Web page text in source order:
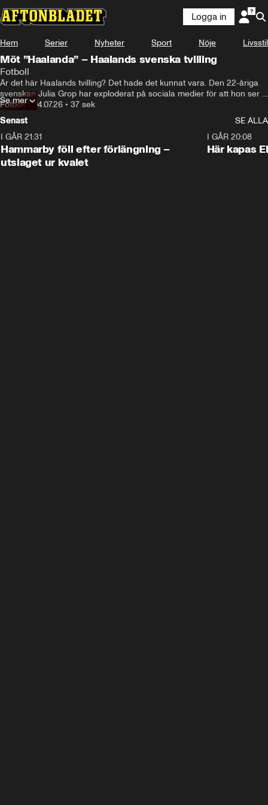
Logga in
Hem Serier Nyheter Sport Nöje Livsstil
Möt ”Haalanda” – Haalands svenska tvilling
Fotboll
Är det här Haalands tvilling? Det hade det kunnat vara. Den 22-åriga
svenskan Julia Grop har exploderat på sociala medier för att hon ser
Fotboll•04.07.26 • 37 sek
Se mer
Senast
SE ALLA
I GÅR 21:31
Hammarby föll efter förlängning –
utslaget ur kvalet
I GÅR 20:08
Här kapas